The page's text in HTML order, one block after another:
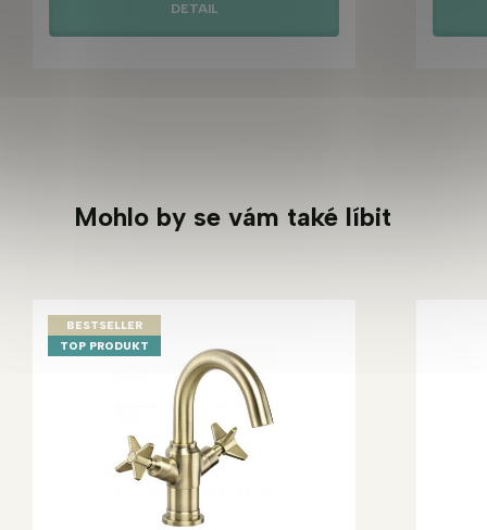
DETAIL
Mohlo by se vám také líbit
BESTSELLER
TOP PRODUKT